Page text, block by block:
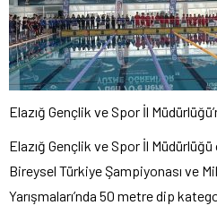
Elazığ Gençlik ve Spor İl
Elazığ Gençlik ve Spor İl
Bireysel Türkiye Şampiyonası ve
Yarışmaları’nda 50 metre dip